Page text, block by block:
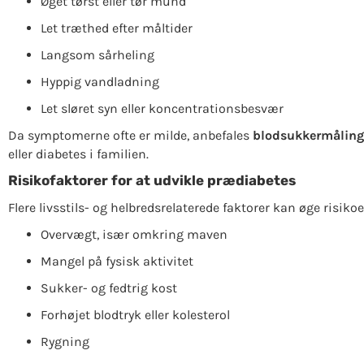
Let træthed efter måltider
Langsom sårheling
Hyppig vandladning
Let sløret syn eller koncentrationsbesvær
Da symptomerne ofte er milde, anbefales blodsukkermåling
eller diabetes i familien.
Risikofaktorer for at udvikle prædiabetes
Flere livsstils- og helbredsrelaterede faktorer kan øge
Overvægt, især omkring maven
Mangel på fysisk aktivitet
Sukker- og fedtrig kost
Forhøjet blodtryk eller kolesterol
Rygning